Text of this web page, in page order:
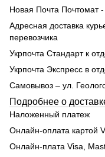
Новая Почта Почтомат
Адресная доставка
перевозчика
Укрпочта Стандарт к
Укрпочта Экспресс в
Самовывоз – ул.
Подробнее о
Наложенный платеж
Онлайн-оплата картой
Онлайн-плата Visa,